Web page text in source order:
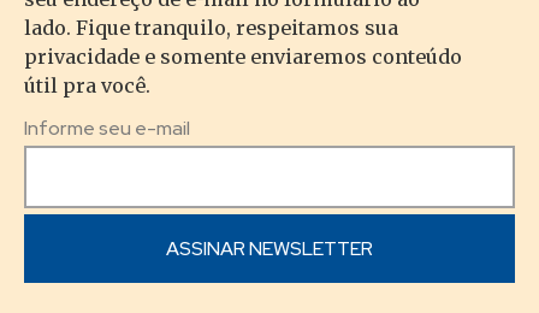
lado. Fique tranquilo, respeitamos sua
privacidade e somente enviaremos conteúdo
útil pra você.
Informe seu e-mail